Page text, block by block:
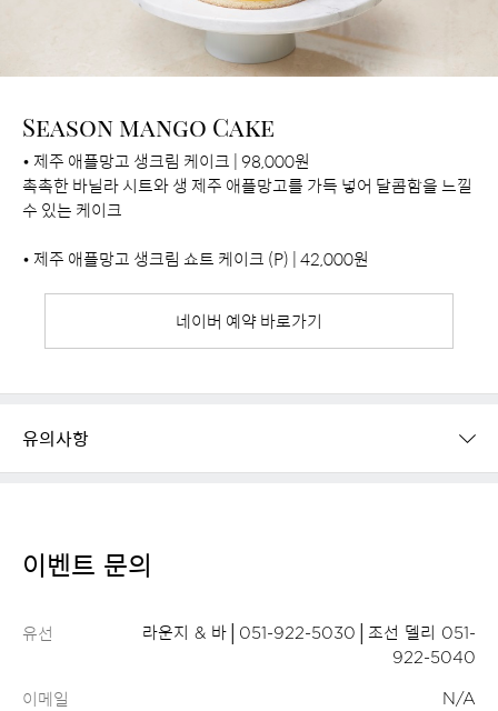
Season mango Cake
• 제주 애플망고 생크림 케이크 | 98,000원
촉촉한 바닐라 시트와 생 제주 애플망고를 가득 넣어 달콤함을 느낄
수 있는 케이크
• 제주 애플망고 생크림 쇼트 케이크 (P) | 42,000원
네이버 예약 바로가기
유의사항
이벤트 문의
유선
라운지 & 바│051-922-5030│조선 델리 051-
922-5040
이메일 N/A